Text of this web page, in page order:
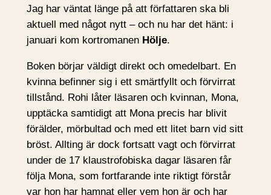
Jag har väntat länge på att författaren ska bli
aktuell med något nytt – och nu har det hänt: i
januari kom kortromanen Hölje.
Boken börjar väldigt direkt och omedelbart. En
kvinna befinner sig i ett smärtfyllt och förvirrat
tillstånd. Rohi låter läsaren och kvinnan, Mona,
upptäcka samtidigt att Mona precis har blivit
förälder, mörbultad och med ett litet barn vid sitt
bröst. Allting är dock fortsatt vagt och förvirrat
under de 17 klaustrofobiska dagar läsaren får
följa Mona, som fortfarande inte riktigt förstår
var hon har hamnat eller vem hon är och har